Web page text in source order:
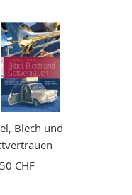
Blech und
CHF